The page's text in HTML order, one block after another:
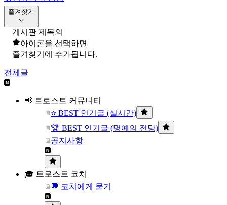
즐겨찾기
게시판 제목의
아이콘을 선택하면
즐겨찾기에 추가됩니다.
전체글
📢 트로스트 커뮤니티
⭐ BEST 인기글 (실시간)
🏆 BEST 인기글 (명예의 전당)
공지사항
🎓 트로스트 코치
💬 코치에게 묻기